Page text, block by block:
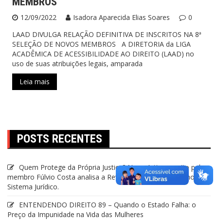
12/09/2022 Isadora Aparecida Elias Soares
0
LAAD DIVULGA RELAÇÃO DEFINITIVA DE INSCRITOS NA 8ª
SELEÇÃO DE NOVOS MEMBROS A DIRETORIA da LIGA
ACADÊMICA DE ACESSIBILIDADE AO DIREITO (LAAD) no
uso de suas atribuições legais, amparada
Leia mais
POSTS RECENTES
Quem Protege da Própria Justiça? Novo Artigo escrito pelo
membro Fúlvio Costa analisa a Revitimização da Mulher no
Sistema Jurídico.
ENTENDENDO DIREITO 89 – Quando o Estado Falha: o
Preço da Impunidade na Vida das Mulheres